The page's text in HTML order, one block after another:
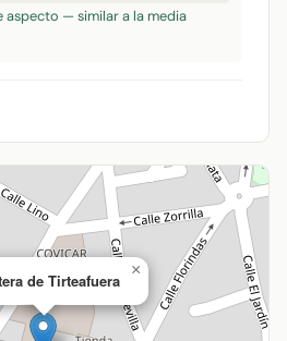
aspecto — similar a la media
de Tirteafuera
×